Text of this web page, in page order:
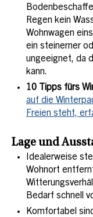
Regen kein
Wohnwagen
ein steinerner
ungeeignet, da
kann.
10 Tipps fürs
auf die
Freien steht,
Lage und
Idealerweise
Wohnort
Bedarf schnell
Komfortabel